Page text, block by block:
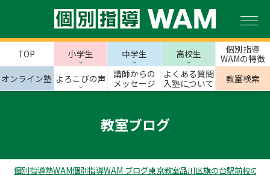
TOP 小学生 中学生 高校生
個別指導
WAMの特徴
オンライン塾 よろこびの声
講師からの
メッセージ
よくある質問
入塾について
教室検索
教室ブログ
個別指導塾WAM個別指導WAM ブログ東京教室品川区旗の台駅前校のス